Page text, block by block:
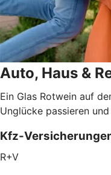
Auto, Haus &
Ein Glas Rotwein auf
Unglücke passieren
Kfz-
R+V